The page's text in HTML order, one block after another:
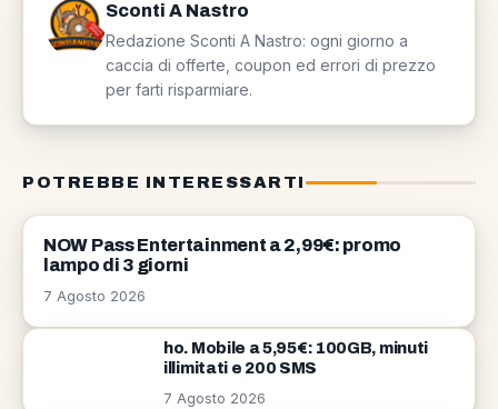
Sconti A Nastro
Redazione Sconti A Nastro: ogni giorno a
caccia di offerte, coupon ed errori di prezzo
per farti risparmiare.
POTREBBE INTERESSARTI
OFFERTE
NOW Pass Entertainment a 2,99€: promo
lampo di 3 giorni
7 Agosto 2026
ho. Mobile a 5,95€: 100GB, minuti
illimitati e 200 SMS
7 Agosto 2026